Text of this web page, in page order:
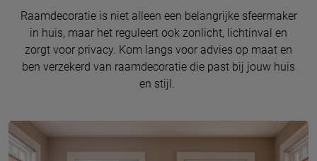
Raamdecoratie is niet alleen een belangrijke sfeermaker
in huis, maar het reguleert ook zonlicht, lichtinval en
zorgt voor privacy. Kom langs voor advies op maat en
ben verzekerd van raamdecoratie die past bij jouw huis
en stijl.